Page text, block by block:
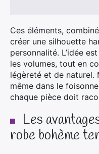
Ces éléments,
créer une silhouette
personnalité. L’idée
les volumes, tout en
légèreté et de naturel.
même dans le
chaque pièce doit
Les
robe bohème